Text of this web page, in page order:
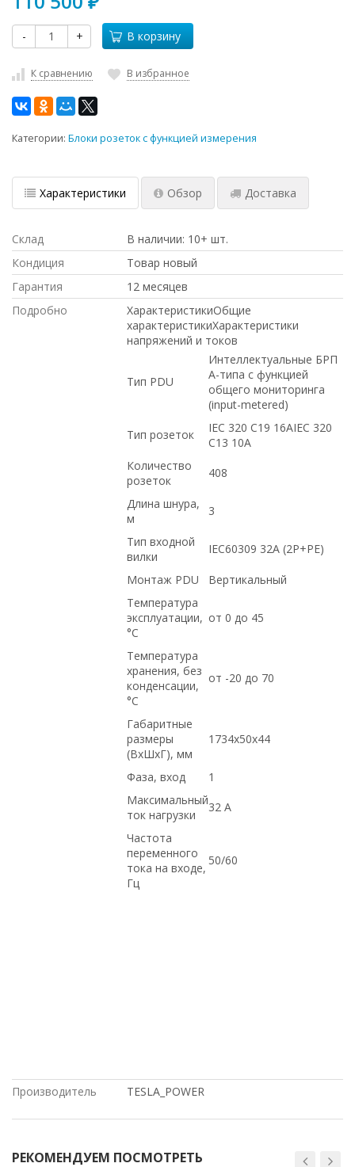
- + В корзину
К сравнению В избранное
Категории: Блоки розеток с функцией измерения
Характеристики Обзор Доставка
Склад
В наличии: 10+ шт.
Кондиция
Товар новый
Гарантия
12 месяцев
Подробно
ХарактеристикиОбщие
характеристикиХарактеристики
напряжений и токов
Тип PDU
Интеллектуальные БРП
А-типа с функцией
общего мониторинга
(input-metered)
Тип розеток
IEC 320 C19 16AIEC 320
C13 10A
Количество
розеток
408
Длина шнура,
м
3
Тип входной
вилки
IEC60309 32A (2P+PE)
Монтаж PDU
Вертикальный
Температура
эксплуатации,
°C
от 0 до 45
Температура
хранения, без
конденсации,
°С
от -20 до 70
Габаритные
размеры
(ВхШхГ), мм
1734х50х44
Фаза, вход
1
Максимальный
ток нагрузки
32 A
Частота
переменного
тока на входе,
Гц
50/60
Производитель
TESLA_POWER
РЕКОМЕНДУЕМ ПОСМОТРЕТЬ